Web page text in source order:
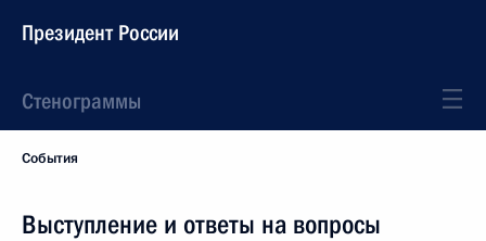
Президент России
Стенограммы
События
Выступление и ответы на вопросы